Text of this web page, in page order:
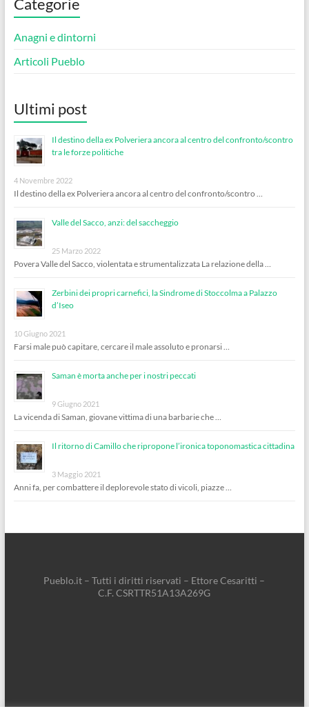
Categorie
Anagni e dintorni
Articoli Pueblo
Ultimi post
Il destino della ex Polveriera ancora al centro del confronto/scontro
tra le forze politiche
4 Novembre 2022
Il destino della ex Polveriera ancora al centro del confronto/scontro …
Valle del Sacco, anzi: del saccheggio
25 Marzo 2022
Povera Valle del Sacco, violentata e strumentalizzata La relazione della …
Zerbini dei propri carnefici, la Sindrome di Stoccolma a Palazzo
d’Iseo
10 Giugno 2021
Farsi male può capitare, cercare il male assoluto e pronarsi …
Saman è morta anche per i nostri peccati
9 Giugno 2021
La vicenda di Saman, giovane vittima di una barbarie che …
Il ritorno di Camillo che ripropone l’ironica toponomastica cittadina
3 Maggio 2021
Anni fa, per combattere il deplorevole stato di vicoli, piazze …
Pueblo.it – Tutti i diritti riservati – Ettore Cesaritti –
C.F. CSRTTR51A13A269G